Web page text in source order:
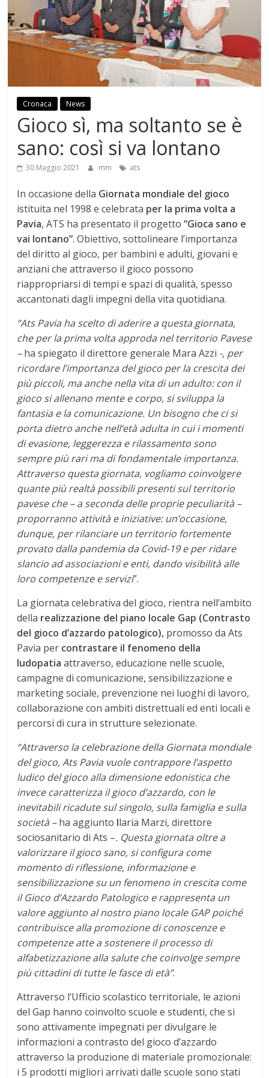
Cronaca News
Gioco sì, ma soltanto se è
sano: così si va lontano
30 Maggio 2021 mm ats
In occasione della Giornata mondiale del gioco
istituita nel 1998 e celebrata per la prima volta a
Pavia, ATS ha presentato il progetto“Gioca sano e
vai lontano”. Obiettivo, sottolineare l’importanza
del diritto al gioco, per bambini e adulti, giovani e
anziani che attraverso il gioco possono
riappropriarsi di tempi e spazi di qualità, spesso
accantonati dagli impegni della vita quotidiana.
“Ats Pavia ha scelto di aderire a questa giornata,
che per la prima volta approda nel territorio Pavese
–ha spiegato il direttore generale Mara Azzi -, per
ricordare l’importanza del gioco per la crescita dei
più piccoli, ma anche nella vita di un adulto: con il
gioco si allenano mente e corpo, si sviluppa la
fantasia e la comunicazione. Un bisogno che ci si
porta dietro anche nell’età adulta in cui i momenti
di evasione, leggerezza e rilassamento sono
sempre più rari ma di fondamentale importanza.
Attraverso questa giornata, vogliamo coinvolgere
quante più realtà possibili presenti sul territorio
pavese che – a seconda delle proprie peculiarità –
proporranno attività e iniziative: un’occasione,
dunque, per rilanciare un territorio fortemente
provato dalla pandemia da Covid-19 e per ridare
slancio ad associazioni e enti, dando visibilità alle
loro competenze e servizi”.
La giornata celebrativa del gioco, rientra nell’ambito
della realizzazione del piano locale Gap (Contrasto
del gioco d’azzardo patologico), promosso da Ats
Pavia per contrastare il fenomeno della
ludopatia attraverso, educazione nelle scuole,
campagne di comunicazione, sensibilizzazione e
marketing sociale, prevenzione nei luoghi di lavoro,
collaborazione con ambiti distrettuali ed enti locali e
percorsi di cura in strutture selezionate.
“Attraverso la celebrazione della Giornata mondiale
del gioco, Ats Pavia vuole contrappore l’aspetto
ludico del gioco alla dimensione edonistica che
invece caratterizza il gioco d’azzardo, con le
inevitabili ricadute sul singolo, sulla famiglia e sulla
società –ha aggiunto Ilaria Marzi, direttore
sociosanitario di Ats –. Questa giornata oltre a
valorizzare il gioco sano, si configura come
momento di riflessione, informazione e
sensibilizzazione su un fenomeno in crescita come
il Gioco d’Azzardo Patologico e rappresenta un
valore aggiunto al nostro piano locale GAP poiché
contribuisce alla promozione di conoscenze e
competenze atte a sostenere il processo di
alfabetizzazione alla salute che coinvolge sempre
più cittadini di tutte le fasce di età”.
Attraverso l’Ufficio scolastico territoriale, le azioni
del Gap hanno coinvolto scuole e studenti, che si
sono attivamente impegnati per divulgare le
informazioni a contrasto del gioco d’azzardo
attraverso la produzione di materiale promozionale:
i 5 prodotti migliori arrivati dalle scuole sono stati